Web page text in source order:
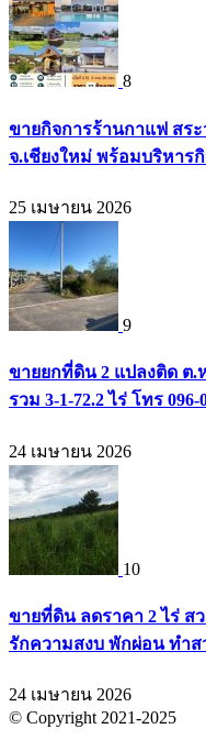
8
ขายกิจการร้านกาแฟ สร
จ.เชียงใหม่ พร้อมบริหารกิ
25 เมษายน 2026
9
ขายยกที่ดิน 2 แปลงติด ต.
รวม 3-1-72.2 ไร่ โทร 096-
24 เมษายน 2026
10
ขายที่ดิน ลดราคา 2 ไร่ ส
รักความสงบ พักผ่อน ทำส
24 เมษายน 2026
© Copyright 2021-2025